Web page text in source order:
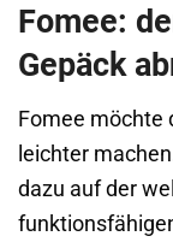
Fomee:
Gepäck
Fomee möchte
leichter
dazu auf der